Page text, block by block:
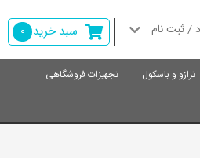
سبد خرید 0 / ثبت نام
ترازو و باسکول
تجهیزات فروشگاهی